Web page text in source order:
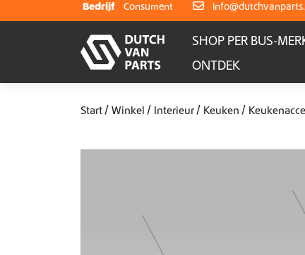
Bedrijf Consument
SHOP PER BUS-
ONTDEK
Start Winkel Interieur Keuken